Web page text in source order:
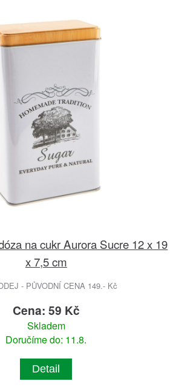
na cukr Aurora Sucre 12 x 19
x 7,5 cm
- PŮVODNÍ CENA 149.- Kč
Cena: 59 Kč
Skladem
Doručíme do: 11.8.
Detail